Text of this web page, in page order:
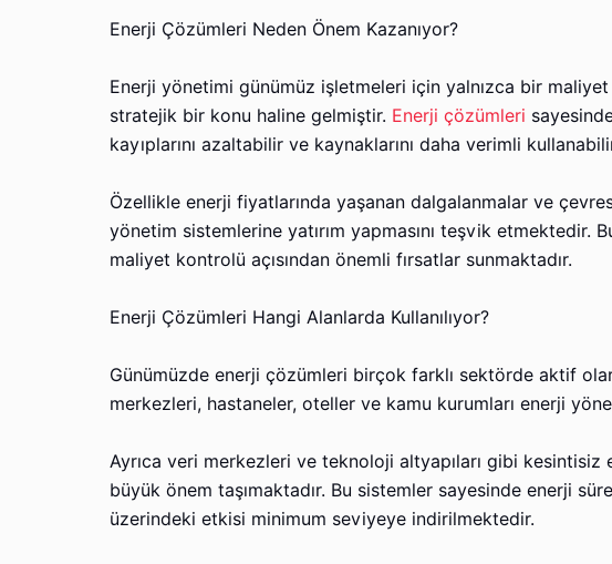
Enerji Çözümleri Neden Önem Kazanıyor?
Enerji yönetimi günümüz işletmeleri için yalnızca bir
stratejik bir konu haline gelmiştir. Enerji çözümleri
kayıplarını azaltabilir ve kaynaklarını daha verimli
Özellikle enerji fiyatlarında yaşanan dalgalanmalar ve
yönetim sistemlerine yatırım yapmasını teşvik
maliyet kontrolü açısından önemli fırsatlar sunmaktadır.
Enerji Çözümleri Hangi Alanlarda Kullanılıyor?
Günümüzde enerji çözümleri birçok farklı sektörde aktif
merkezleri, hastaneler, oteller ve kamu kurumları enerji
Ayrıca veri merkezleri ve teknoloji altyapıları gibi
büyük önem taşımaktadır. Bu sistemler sayesinde enerji
üzerindeki etkisi minimum seviyeye indirilmektedir.